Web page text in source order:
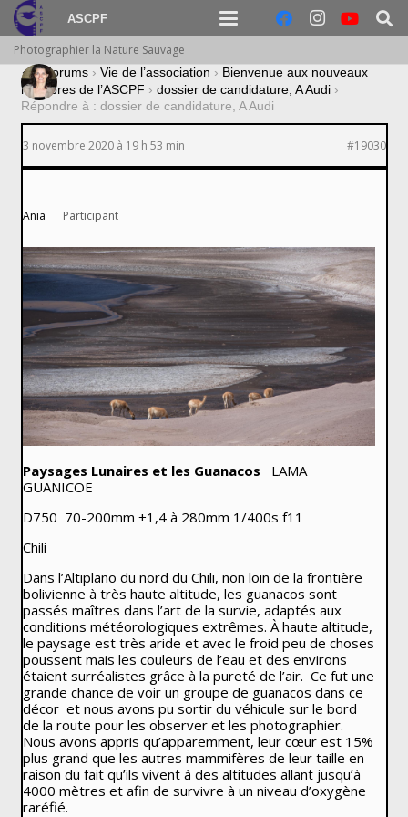
ASCPF
Photographier la Nature Sauvage
› Forums › Vie de l’association › Bienvenue aux nouveaux
membres de l’ASCPF › dossier de candidature, A Audi ›
Répondre à : dossier de candidature, A Audi
3 novembre 2020 à 19 h 53 min #19030
Ania Participant
Paysages Lunaires et les Guanacos LAMA
GUANICOE
D750 70-200mm +1,4 à 280mm 1/400s f11
Chili
Dans l’Altiplano du nord du Chili, non loin de la frontière
bolivienne à très haute altitude, les guanacos sont
passés maîtres dans l’art de la survie, adaptés aux
conditions météorologiques extrêmes. À haute altitude,
le paysage est très aride et avec le froid peu de choses
poussent mais les couleurs de l’eau et des environs
étaient surréalistes grâce à la pureté de l’air. Ce fut une
grande chance de voir un groupe de guanacos dans ce
décor et nous avons pu sortir du véhicule sur le bord
de la route pour les observer et les photographier.
Nous avons appris qu’apparemment, leur cœur est 15%
plus grand que les autres mammifères de leur taille en
raison du fait qu’ils vivent à des altitudes allant jusqu’à
4000 mètres et afin de survivre à un niveau d’oxygène
raréfié.